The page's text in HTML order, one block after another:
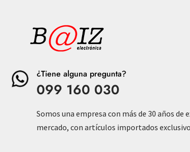
¿Tiene alguna pregunta?
099 160 030
Somos una empresa con más de 30 años de
mercado, con artículos importados